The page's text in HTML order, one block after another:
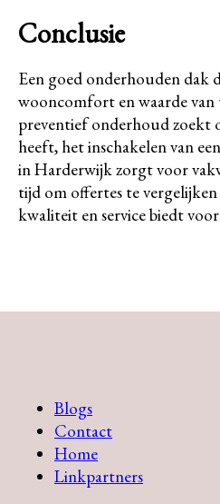
Conclusie
Een goed onderhouden dak
wooncomfort en waarde
preventief onderhoud zoekt
heeft, het inschakelen van
in Harderwijk zorgt voor
tijd om offertes te
kwaliteit en service biedt
Blogs
Contact
Home
Linkpartners